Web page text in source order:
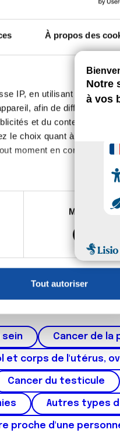
À propos des
IP, en utilisant des
afin de diffuser des
et du contenu, ainsi
le choix quant à l'utilisation
moment en consultant la
à plusieurs mètres
reportez-vous à la
la déclaration sur les
Marketing
Tout autoriser
connecter ou de créer
sein Cancer de la
et corps de l'utérus,
Cancer du testicule
Autres types
proche d'une